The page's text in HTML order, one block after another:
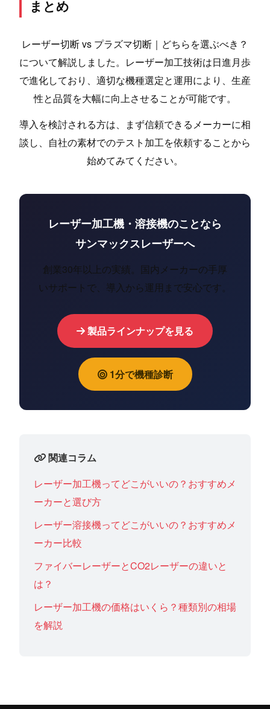
まとめ
レーザー切断 vs プラズマ切断｜どちらを選ぶべき？
について解説しました。レーザー加工技術は日進月歩
で進化しており、適切な機種選定と運用により、生産
性と品質を大幅に向上させることが可能です。
導入を検討される方は、まず信頼できるメーカーに相
談し、自社の素材でのテスト加工を依頼することから
始めてみてください。
レーザー加工機・溶接機のことなら
サンマックスレーザーへ
創業30年以上の実績。国内メーカーの手厚
いサポートで、導入から運用まで安心です。
製品ラインナップを見る
1分で機種診断
関連コラム
レーザー加工機ってどこがいいの？おすすめメ
ーカーと選び方
レーザー溶接機ってどこがいいの？おすすめメ
ーカー比較
ファイバーレーザーとCO2レーザーの違いと
は？
レーザー加工機の価格はいくら？種類別の相場
を解説